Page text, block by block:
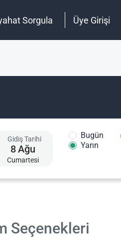
Sorgula Üye Girişi
Gidiş Tarihi
8Ağu
Cumartesi
Bugün
Yarın
Seçenekleri